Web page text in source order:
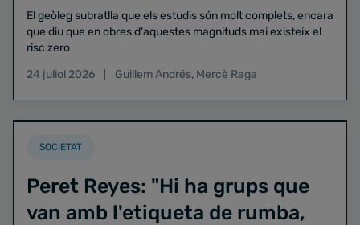
El geòleg subratlla que els estudis són molt complets, encara
que diu que en obres d'aquestes magnituds mai existeix el
risc zero
24 juliol 2026
Guillem Andrés, Mercè Raga
SOCIETAT
Peret Reyes: "Hi ha grups que
van amb l'etiqueta de rumba,